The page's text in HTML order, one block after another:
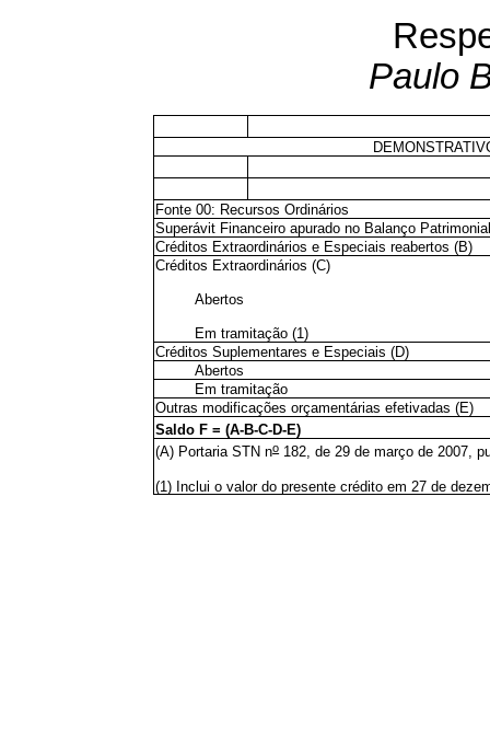
Paulo
Fonte 00: Recursos Ordinários
Superávit Financeiro apurado no Balanço
Créditos Extraordinários e Especiais reabertos (B)
Créditos Extraordinários (C)
Abertos
Em tramitação (1)
Créditos Suplementares e Especiais (D)
Abertos
Em tramitação
Outras modificações orçamentárias efetivadas (E)
Saldo F = (A-B-C-D-E)
(A) Portaria STN no182, de 29 de março de 2007,
(1) Inclui o valor do presente crédito em 27 de